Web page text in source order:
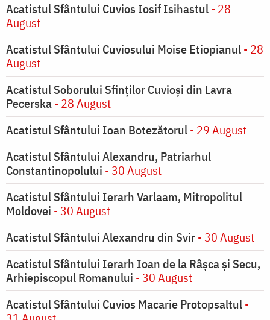
Acatistul Sfântului Cuvios Iosif Isihastul- 28
August
Acatistul Sfântului Cuviosului Moise Etiopianul- 28
August
Acatistul Soborului Sfinților Cuvioși din Lavra
Pecerska- 28 August
Acatistul Sfântului Ioan Botezătorul- 29 August
Acatistul Sfântului Alexandru, Patriarhul
Constantinopolului - 30 August
Acatistul Sfântului Ierarh Varlaam, Mitropolitul
Moldovei - 30 August
Acatistul Sfântului Alexandru din Svir- 30 August
Acatistul Sfântului Ierarh Ioan de la Râşca şi Secu,
Arhiepiscopul Romanului - 30 August
Acatistul Sfântului Cuvios Macarie Protopsaltul-